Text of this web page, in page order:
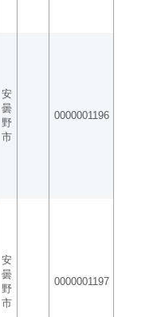
安
曇
野
市
0000001196
安
曇
野
市
0000001197